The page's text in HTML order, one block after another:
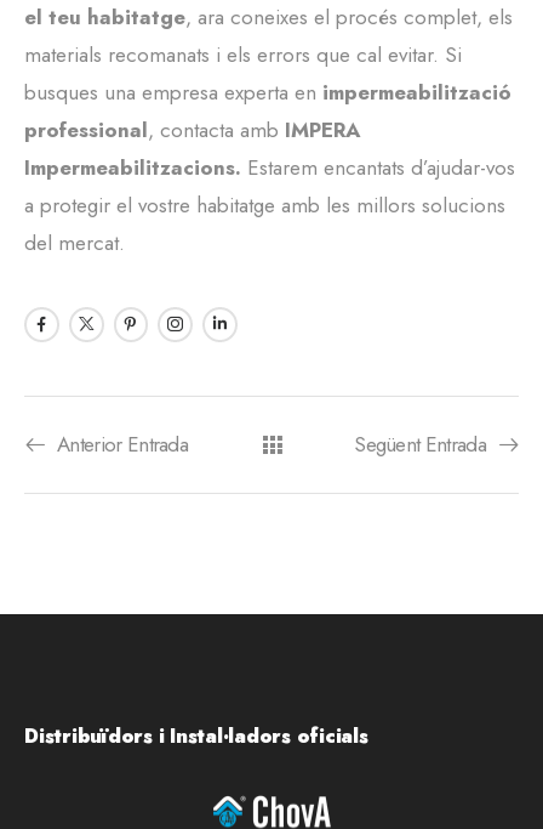
el teu habitatge, ara coneixes el procés complet, els
materials recomanats i els errors que cal evitar. Si
busques una empresa experta en impermeabilització
professional, contacta amb IMPERA
Impermeabilitzacions. Estarem encantats d’ajudar-vos
a protegir el vostre habitatge amb les millors solucions
del mercat.
Anterior Entrada Següent Entrada
Distribuïdors i Instal·ladors oficials